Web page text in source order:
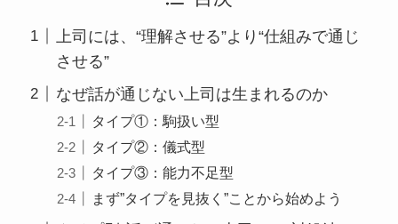
上司には、“理解させる”より“仕組みで通じ
させる”
なぜ話が通じない上司は生まれるのか
タイプ①：駒扱い型
タイプ②：儀式型
タイプ③：能力不足型
まず”タイプを見抜く”ことから始めよう